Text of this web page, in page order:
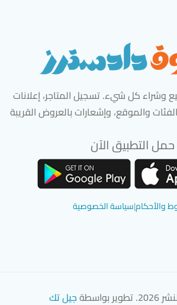
كل شيء. تسجيل المتاجر، إعلانات
والموقع، وإشعارات بالعروض القريبة
حمل التطبيق الآن
والأحكام|سياسة الخصوصية
بواسطة جيل تك